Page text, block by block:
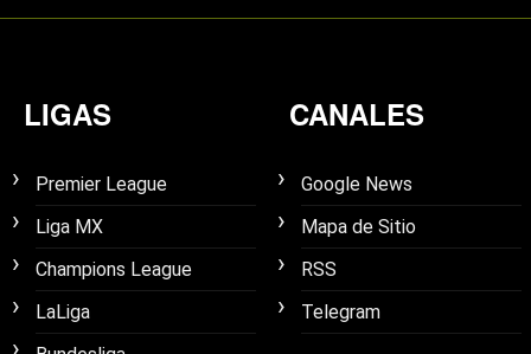
LIGAS
Premier League
Liga MX
Champions League
LaLiga
CANALES
Google News
Mapa de Sitio
RSS
Telegram